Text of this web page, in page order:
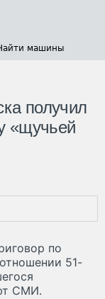
машины
получил
«щучьей
по
51-
СМИ.